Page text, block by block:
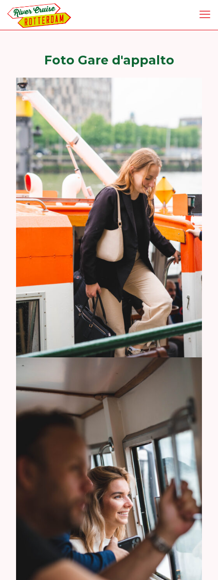
Foto Gare d'appalto